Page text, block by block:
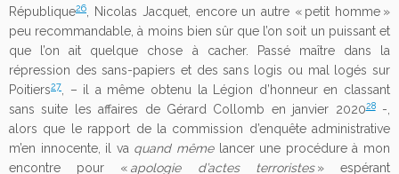
République26
, Nicolas Jacquet, encore un autre « petit homme »
peu recommandable, à moins bien sûr que l’on soit un puissant et
que l’on ait quelque chose à cacher. Passé maître dans la
répression des sans-papiers et des sans logis ou mal logés sur
Poitiers27
, – il a même obtenu la Légion d’honneur en classant
sans suite les affaires de Gérard Collomb en janvier 202028-,
alors que le rapport de la commission d’enquête administrative
m’en innocente, il va quand mêmelancer une procédure à mon
encontre pour « apologie d’actes terroristes» espérant